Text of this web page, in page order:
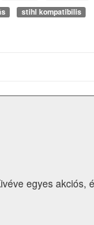
stihl kompatibilis
egyes akciós,